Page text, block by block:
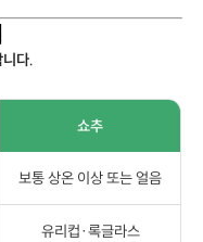
다.
쇼추
보통 상온 이상 또는 얼음
유리컵·록글라스